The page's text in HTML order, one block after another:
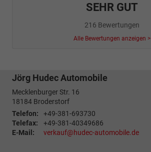
SEHR GUT
216 Bewertungen
Alle Bewertungen anzeigen >
Jörg Hudec Automobile
Mecklenburger Str. 16
18184 Broderstorf
Telefon:
+49-381-693730
Telefax:
+49-381-40349686
E-Mail:
verkauf@hudec-automobile.de